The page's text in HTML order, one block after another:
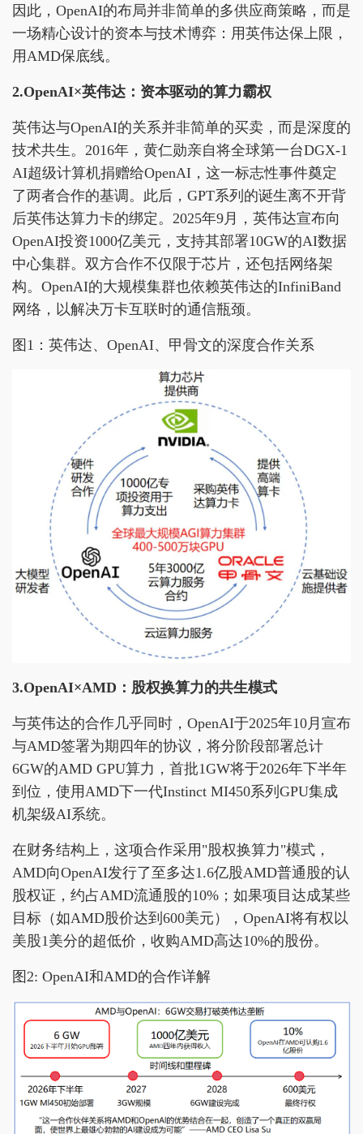
因此，OpenAI的布局并非简单的多供应商策略，而是
一场精心设计的资本与技术博弈：用英伟达保上限，
用AMD保底线。
2.OpenAI×英伟达：资本驱动的算力霸权
英伟达与OpenAI的关系并非简单的买卖，而是深度的
技术共生。2016年，黄仁勋亲自将全球第一台DGX-1
AI超级计算机捐赠给OpenAI，这一标志性事件奠定
了两者合作的基调。此后，GPT系列的诞生离不开背
后英伟达算力卡的绑定。2025年9月，英伟达宣布向
OpenAI投资1000亿美元，支持其部署10GW的AI数据
中心集群。双方合作不仅限于芯片，还包括网络架
构。OpenAI的大规模集群也依赖英伟达的InfiniBand
网络，以解决万卡互联时的通信瓶颈。
图1：英伟达、OpenAI、甲骨文的深度合作关系
3.OpenAI×AMD：股权换算力的共生模式
与英伟达的合作几乎同时，OpenAI于2025年10月宣布
与AMD签署为期四年的协议，将分阶段部署总计
6GW的AMD GPU算力，首批1GW将于2026年下半年
到位，使用AMD下一代Instinct MI450系列GPU集成
机架级AI系统。
在财务结构上，这项合作采用"股权换算力"模式，
AMD向OpenAI发行了至多达1.6亿股AMD普通股的认
股权证，约占AMD流通股的10%；如果项目达成某些
目标（如AMD股价达到600美元），OpenAI将有权以
美股1美分的超低价，收购AMD高达10%的股份。
图2: OpenAI和AMD的合作详解